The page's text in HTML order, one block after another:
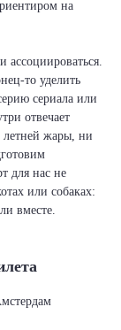
на
ассоциироваться.
то уделить
сериала или
отвечает
летней жары, ни
для нас не
или собаках:
вместе.